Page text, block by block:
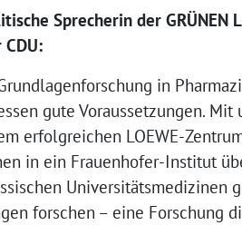
Sprecherin der
in
gute Voraussetzungen. Mit
erfolgreichen LOEWE-
in ein Frauenhofer-Institut
Universitätsmedizinen
forschen – eine Forschung